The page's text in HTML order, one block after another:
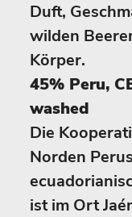
Duft,
wilden
Körper.
45% Peru,
washed
Die
Norden
ist im Ort